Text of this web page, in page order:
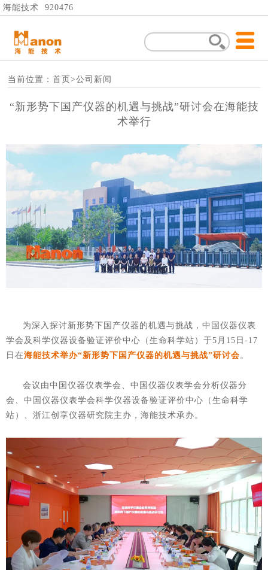
海能技术 920476
当前位置：首页>公司新闻
“新形势下国产仪器的机遇与挑战”研讨会在海能技
术举行
为深入探讨新形势下国产仪器的机遇与挑战，中国仪器仪表
学会及科学仪器设备验证评价中心（生命科学站）于5月15日-17
日在海能技术举办“新形势下国产仪器的机遇与挑战”研讨会。
会议由中国仪器仪表学会、中国仪器仪表学会分析仪器分
会、中国仪器仪表学会科学仪器设备验证评价中心（生命科学
站）、浙江创享仪器研究院主办，海能技术承办。